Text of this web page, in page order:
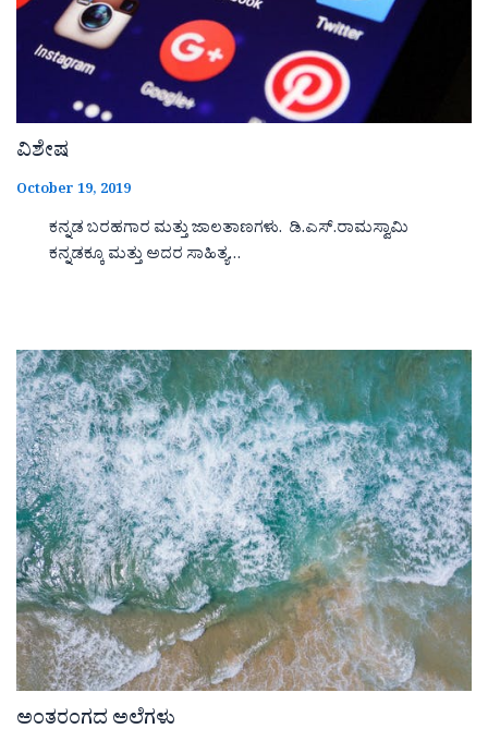
ವಿಶೇಷ
October 19, 2019
ಕನ್ನಡ ಬರಹಗಾರ ಮತ್ತು ಜಾಲತಾಣಗಳು. ಡಿ.ಎಸ್.ರಾಮಸ್ವಾಮಿ
ಕನ್ನಡಕ್ಕೂ ಮತ್ತು ಅದರ ಸಾಹಿತ್ಯ…
ಅಂತರಂಗದ ಅಲೆಗಳು